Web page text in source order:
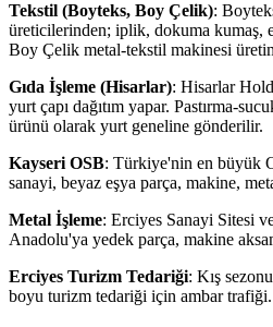
Tekstil (Boyteks, Boy Çelik):
üreticilerinden; iplik, dokuma kumaş,
Boy Çelik metal-tekstil makinesi
Gıda İşleme (Hisarlar): Hisarlar
yurt çapı dağıtım yapar. Pastırma-
ürünü olarak yurt geneline gönderilir.
Kayseri OSB: Türkiye'nin en büyük
sanayi, beyaz eşya parça, makine,
Metal İşleme: Erciyes Sanayi Sitesi
Anadolu'ya yedek parça, makine
Erciyes Turizm Tedariği: Kış
boyu turizm tedariği için ambar trafiği.